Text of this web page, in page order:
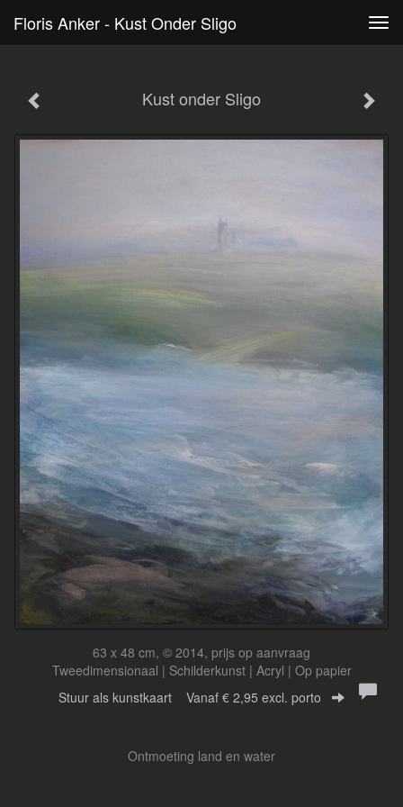
Floris Anker - Kust Onder Sligo
Kust onder Sligo
63 x 48 cm, © 2014, prijs op aanvraag
Tweedimensionaal | Schilderkunst | Acryl | Op papier
Stuur als kunstkaart Vanaf € 2,95 excl. porto
Ontmoeting land en water